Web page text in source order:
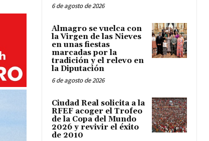
6 de agosto de 2026
Almagro se vuelca con
la Virgen de las Nieves
en unas fiestas
marcadas por la
tradición y el relevo en
la Diputación
6 de agosto de 2026
Ciudad Real solicita a la
RFEF acoger el Trofeo
de la Copa del Mundo
2026 y revivir el éxito
de 2010